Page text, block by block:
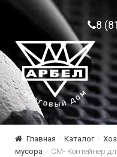
Перейти к навигации
Перейти к 8
Главная Каталог
мусора
СМ- Контейнер